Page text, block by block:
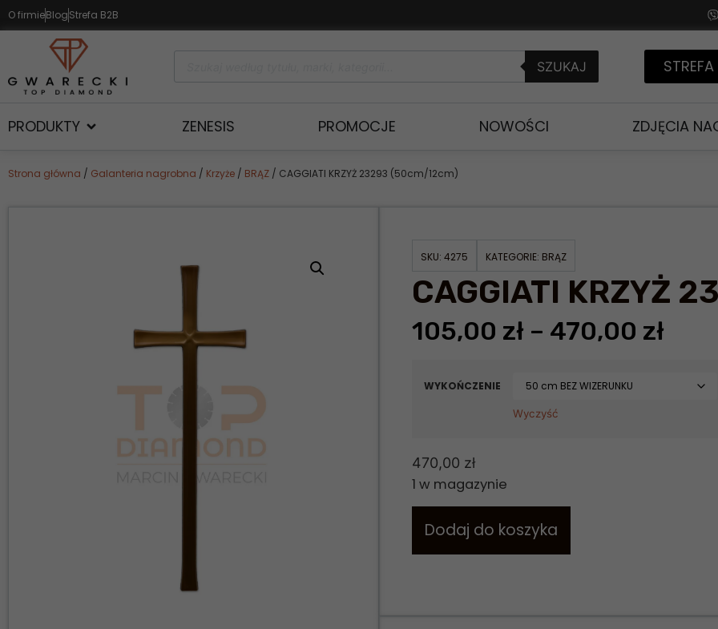
O firmieBlogStrefa B2B
SZUKAJ
PRODUKTY ZENESIS PROMOCJE NOWOŚCI ZDJĘCIA
Strona główna / Galanteria nagrobna / Krzyże / BRĄZ / CAGGIATI KRZYŻ 23293 (50cm/12cm)
SKU:4275 KATEGORIE: BRĄZ
CAGGIATI KRZYŻ
105,00 zł – 470,00 zł
WYKOŃCZENIE
Wyczyść
470,00 zł
1 w magazynie
Dodaj do koszyka